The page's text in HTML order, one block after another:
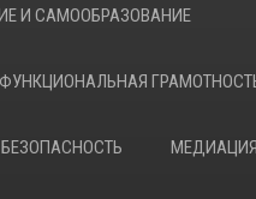
И САМООБРАЗОВАНИЕ
ФУНКЦИОНАЛЬНАЯ
МЕДИАЦИЯ